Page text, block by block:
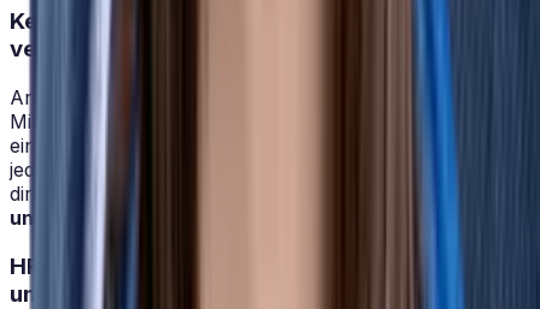
Keine Zeit mehr mit manuellen Prozessen
verlieren
Arbeitszeiten, Urlaubsanträge oder Homeoffice-Tage –
Mitarbeitende erfassen ihre Abwesenheiten ganz
einfach per App oder am Desktop. Vorgesetzte behalten
jederzeit den Überblick und können Anträge bei Bedarf
direkt freigeben –
unterwegs aus
HR-Software, die sich nach Ihnen richtet – nicht
umgekehrt